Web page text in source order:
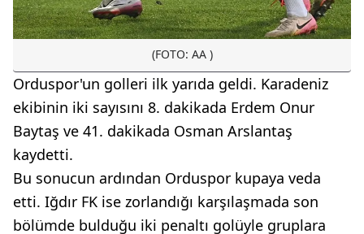
(FOTO: AA )
Orduspor'un golleri ilk yarıda geldi. Karadeniz
ekibinin iki sayısını 8. dakikada Erdem Onur
Baytaş ve 41. dakikada Osman Arslantaş
kaydetti.
Bu sonucun ardından Orduspor kupaya veda
etti. Iğdır FK ise zorlandığı karşılaşmada son
bölümde bulduğu iki penaltı golüyle gruplara